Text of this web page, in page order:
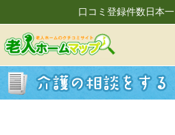
口コミ登録件数日本一